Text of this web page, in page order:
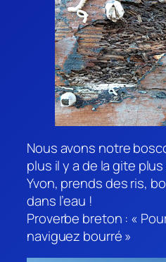
Nous avons notre
plus il y a de la gite
Yvon, prends des ris,
dans l’eau !
Proverbe breton : «
naviguez bourré »